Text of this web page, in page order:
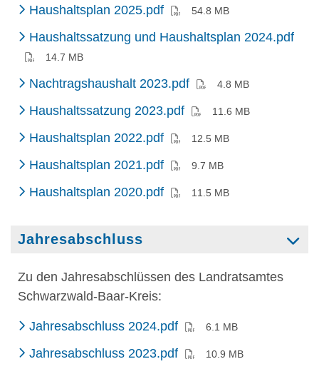
Haushaltsplan 2025.pdf(PDF)54.8 MB
Haushaltssatzung und Haushaltsplan 2024.pdf
14.7 MB
Nachtragshaushalt 2023.pdf(PDF)4.8 MB
Haushaltssatzung 2023.pdf(PDF)11.6 MB
Haushaltsplan 2022.pdf(PDF)12.5 MB
Haushaltsplan 2021.pdf(PDF)9.7 MB
Haushaltsplan 2020.pdf(PDF)11.5 MB
Jahresabschluss
Zu den Jahresabschlüssen des Landratsamtes
Schwarzwald-Baar-Kreis:
Jahresabschluss 2024.pdf(PDF)6.1 MB
Jahresabschluss 2023.pdf(PDF)10.9 MB